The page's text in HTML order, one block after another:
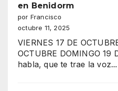
en Benidorm
por Francisco
octubre 11, 2025
VIERNES 17 DE
OCTUBRE DOMINGO 19
habla, que te trae la voz...